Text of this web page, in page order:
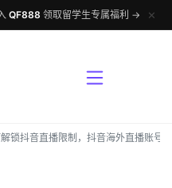
QF888 领取留学生专属福利 → ✕
锁抖音直播限制，抖音海外直播账号